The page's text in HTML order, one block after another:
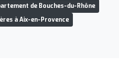
de Bouches-du-Rhône
à Aix-en-Provence